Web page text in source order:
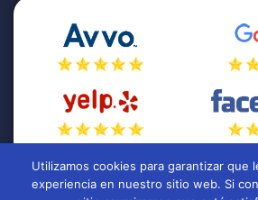
Utilizamos cookies para garantizar que
experiencia en nuestro sitio web. Si